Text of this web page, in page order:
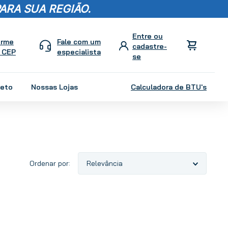
SUA REGIÃO.
Fale com um
especialista
Nossas Lojas Calculadora de BTU's
Relevância